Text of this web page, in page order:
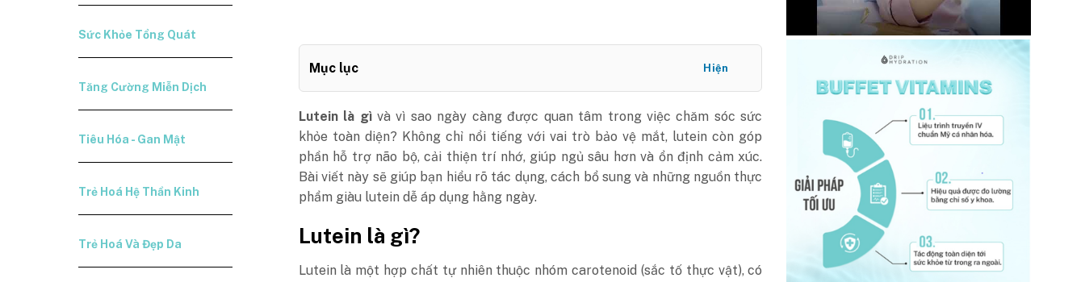
Sức Khỏe Tổng Quát
Tăng Cường Miễn Dịch
Tiêu Hóa - Gan Mật
Trẻ Hoá Hệ Thần Kinh
Trẻ Hoá Và Đẹp Da
Mục lục Hiện
Lutein là gìvà vì sao ngày càng được quan tâm trong việc chăm sóc sức
khỏe toàn diện? Không chỉ nổi tiếng với vai trò bảo vệ mắt, lutein còn góp
phần hỗ trợ não bộ, cải thiện trí nhớ, giúp ngủ sâu hơn và ổn định cảm xúc.
Bài viết này sẽ giúp bạn hiểu rõ tác dụng, cách bổ sung và những nguồn thực
phẩm giàu lutein dễ áp dụng hằng ngày.
Lutein là gì?
Lutein là một hợp chất tự nhiên thuộc nhóm carotenoid (sắc tố thực vật), có